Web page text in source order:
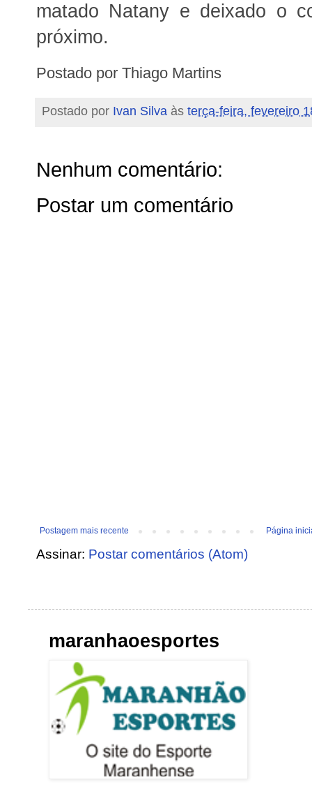
matado Natany e deixado o
próximo.
Postado por Thiago Martins
Postado por Ivan Silva às terça-feira, fevereiro
Nenhum comentário:
Postar um comentário
Postagem mais recente Página
Assinar: Postar comentários (Atom)
maranhaoesportes